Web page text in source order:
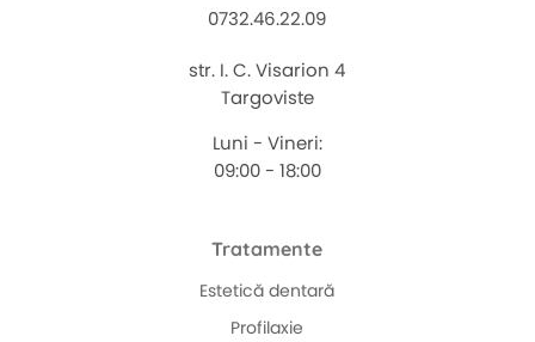
0732.46.22.09
str. I. C. Visarion 4
Targoviste
Luni - Vineri:
09:00 - 18:00
Tratamente
Estetică dentară
Profilaxie